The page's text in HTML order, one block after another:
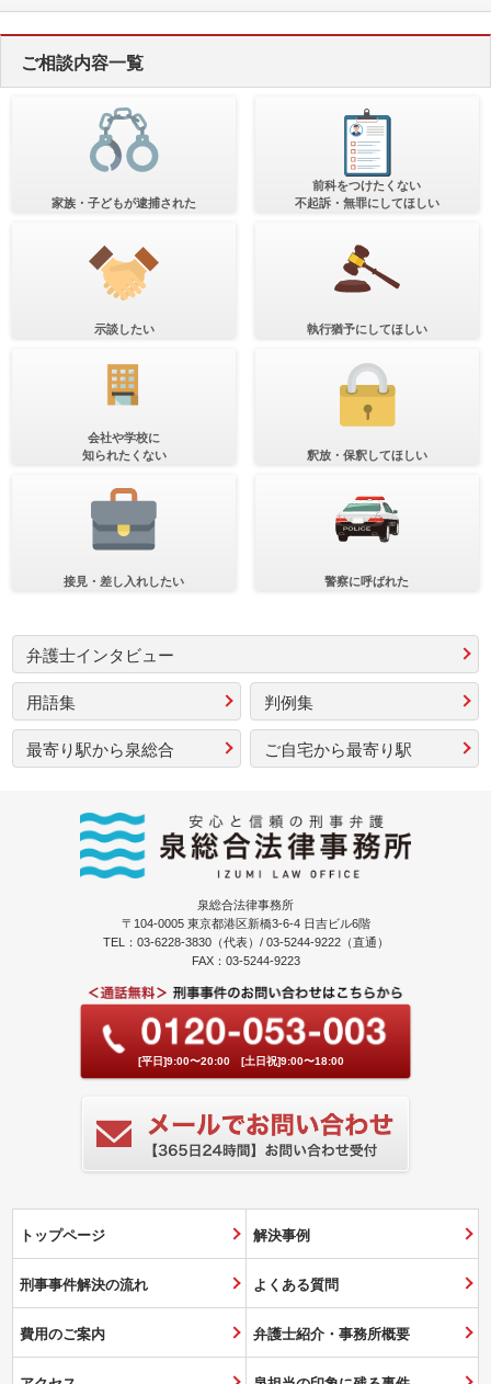
ご相談内容一覧
家族・子どもが逮捕された
前科をつけたくない
不起訴・無罪にしてほしい
示談したい 執行猶予にしてほしい
会社や学校に
知られたくない
釈放・保釈してほしい
接見・差し入れしたい 警察に呼ばれた
弁護士インタビュー
判例集
用語集
ご自宅から最寄り駅
最寄り駅から泉総合
泉総合法律事務所
〒104-0005 東京都港区新橋3-6-4 日吉ビル6階
TEL：03-6228-3830（代表）/ 03-5244-9222（直通）
FAX：03-5244-9223
[平日]9:00〜20:00 [土日祝]9:00〜18:00
トップページ 解決事例
刑事事件解決の流れ よくある質問
費用のご案内 弁護士紹介・事務所概要